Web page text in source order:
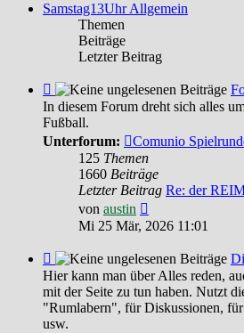
Samstag13Uhr Allgemein
Themen
Beiträge
Letzter Beitrag
Feed
-
Forum
Samstag13Uhr
In diesem Forum dreht sich alles
Fußball.
Unterforum:
Comunio
125 Themen
1660 Beiträge
Letzter Beitrag Re: der
von austin
Beitrag
Mi 25 Mär, 2026 11:01
Feed
-
Die
Plauderecke
Hier kann man über Alles reden,
mit der Seite zu tun haben. Nutzt
"Rumlabern", für Diskussionen,
usw.